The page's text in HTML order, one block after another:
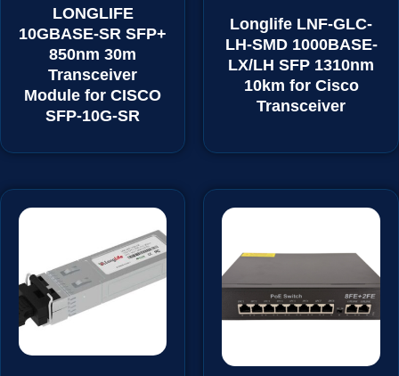
LONGLIFE
10GBASE-SR SFP+
850nm 30m
Transceiver
Module for CISCO
SFP-10G-SR
Longlife LNF-GLC-
LH-SMD 1000BASE-
LX/LH SFP 1310nm
10km for Cisco
Transceiver